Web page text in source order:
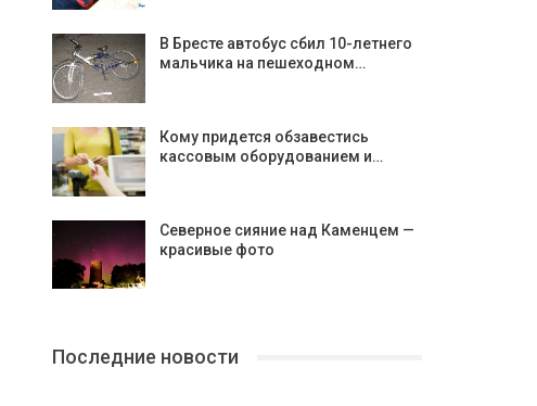
В Бресте автобус сбил 10-летнего
мальчика на пешеходном…
Кому придется обзавестись
кассовым оборудованием и…
Северное сияние над Каменцем —
красивые фото
Последние новости